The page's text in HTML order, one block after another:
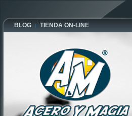
BLOG TIENDA ON-LINE